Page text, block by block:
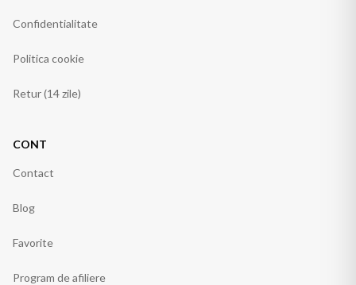
Confidentialitate
Politica cookie
Retur (14 zile)
CONT
Contact
Blog
Favorite
Program de afiliere